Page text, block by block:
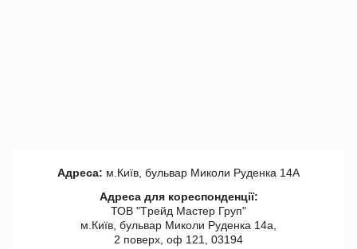
Адреса: м.Київ, бульвар Миколи Руденка 14А
Адреса для кореспонденції:
ТОВ "Tрейд Мастер Груп"
м.Київ, бульвар Миколи Руденка 14а,
2 поверх, оф 121, 03194